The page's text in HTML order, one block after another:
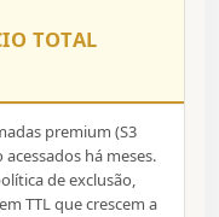
TOTAL
premium (S3
há meses.
de exclusão,
TTL que crescem a